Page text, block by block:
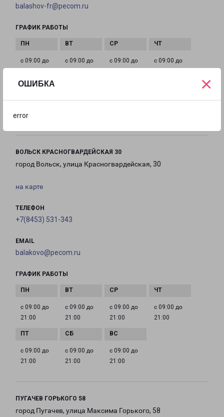
ОШИБКА
error
×
balashov-fr@pecom.ru
ГРАФИК РАБОТЫ
с 09:00 до
с 09:00 до
с 09:00 до
с 09:00 до
20:00
ВОЛЬСК КРАСНОГВАРДЕЙСКАЯ 30
город Вольск, улица Красногвардейская, 30
на карте
ТЕЛЕФОН
+7(8453) 531-343
EMAIL
balakovo@pecom.ru
ГРАФИК РАБОТЫ
с 09:00 до
21:00
с 09:00 до
21:00
с 09:00 до
21:00
с 09:00 до
21:00
с 09:00 до
21:00
с 09:00 до
21:00
с 09:00 до
21:00
ПУГАЧЕВ ГОРЬКОГО 58
город Пугачев, улица Максима Горького, 58